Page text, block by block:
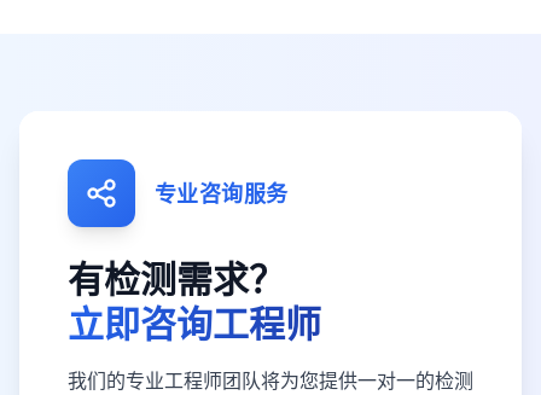
专业咨询服务
有检测需求？
立即咨询工程师
我们的专业工程师团队将为您提供一对一的检测